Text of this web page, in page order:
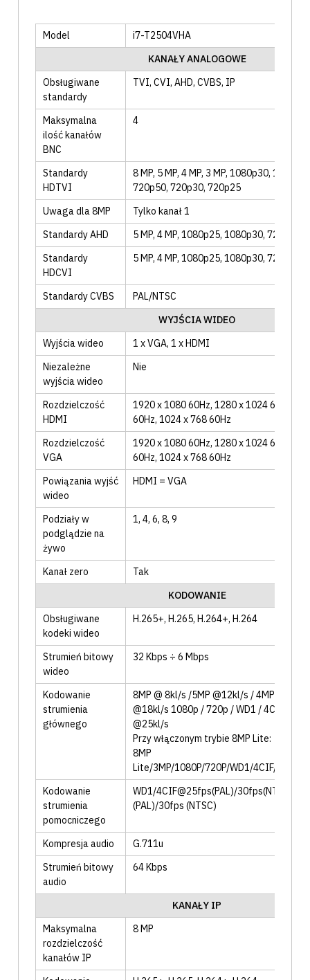
Model
i7-T2504VHA
KANAŁY ANALOGOWE
Obsługiwane
standardy
TVI, CVI, AHD, CVBS, IP
Maksymalna
ilość kanałów
BNC
4
Standardy
HDTVI
8 MP, 5 MP, 4 MP, 3 MP, 1080p30,
720p50, 720p30, 720p25
Uwaga dla 8MP
Tylko kanał 1
Standardy AHD
5 MP, 4 MP, 1080p25, 1080p30, 720p25,
Standardy
HDCVI
5 MP, 4 MP, 1080p25, 1080p30, 720p25,
Standardy CVBS
PAL/NTSC
WYJŚCIA WIDEO
Wyjścia wideo
1 x VGA, 1 x HDMI
Niezależne
wyjścia wideo
Nie
Rozdzielczość
HDMI
1920 x 1080 60Hz, 1280 x 1024 60Hz
60Hz, 1024 x 768 60Hz
Rozdzielczość
VGA
1920 x 1080 60Hz, 1280 x 1024 60Hz
60Hz, 1024 x 768 60Hz
Powiązania wyjść
wideo
HDMI = VGA
Podziały w
podglądzie na
żywo
1, 4, 6, 8, 9
Kanał zero
Tak
KODOWANIE
Obsługiwane
kodeki wideo
H.265+, H.265, H.264+, H.264
Strumień bitowy
wideo
32 Kbps ÷ 6 Mbps
Kodowanie
strumienia
głównego
8MP @ 8kl/s /5MP @12kl/s / 4MP @15kl/
@18kl/s 1080p / 720p / WD1 / 4CIF /
@25kl/s
Przy włączonym trybie 8MP Lite:
8MP
Lite/3MP/1080P/720P/WD1/4CIF/VGA/
Kodowanie
strumienia
pomocniczego
WD1/4CIF@25fps(PAL)/30fps(NTSC)
(PAL)/30fps (NTSC)
Kompresja audio
G.711u
Strumień bitowy
audio
64 Kbps
KANAŁY IP
Maksymalna
rozdzielczość
kanałów IP
8 MP